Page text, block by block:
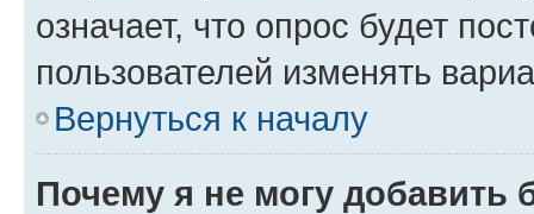
означает, что опрос будет
пользователей изменять
Вернуться к началу
Почему я не могу добавить